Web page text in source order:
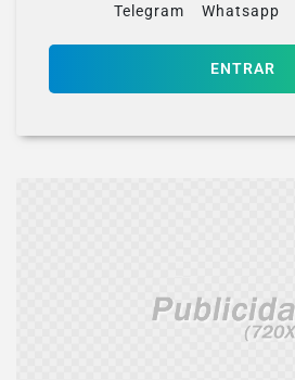
Telegram Whatsapp
ENTRAR